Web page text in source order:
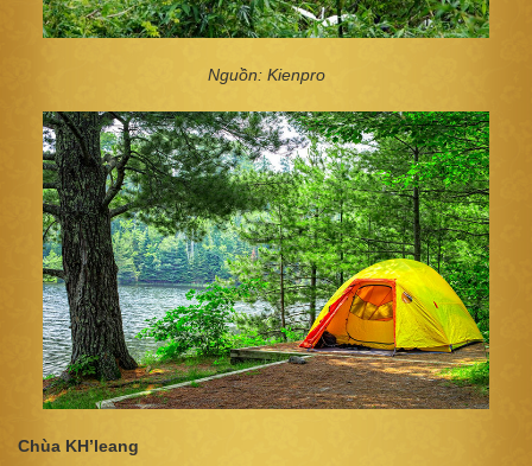
Nguồn: Kienpro
Chùa KH’leang